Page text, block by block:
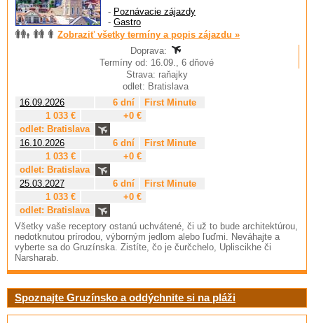
- Poznávacie zájazdy
- Gastro
Zobraziť všetky termíny a popis zájazdu »
Doprava:
Termíny od: 16.09., 6 dňové
Strava: raňajky
odlet: Bratislava
16.09.2026
6 dní
First Minute
1 033 €
+0 €
odlet: Bratislava
16.10.2026
6 dní
First Minute
1 033 €
+0 €
odlet: Bratislava
25.03.2027
6 dní
First Minute
1 033 €
+0 €
odlet: Bratislava
Všetky vaše receptory ostanú uchvátené, či už to bude architektúrou,
nedotknutou prírodou, výborným jedlom alebo ľuďmi. Neváhajte a
vyberte sa do Gruzínska. Zistíte, čo je čurčchelo, Upliscikhe či
Narsharab.
Spoznajte Gruzínsko a oddýchnite si na pláži